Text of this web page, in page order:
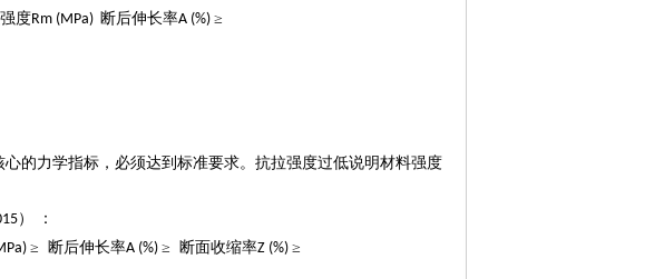
度Rm (MPa) 断后伸长率A (%) ≥
的力学指标，必须达到标准要求。抗拉强度过低说明材料强度
） ：
≥ 断后伸长率A (%) ≥ 断面收缩率Z (%) ≥